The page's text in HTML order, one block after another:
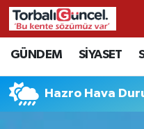
GÜNDEM SİYASET
Hazro Hava
İzmir Nöbetçi
İzmir Hava Durumu